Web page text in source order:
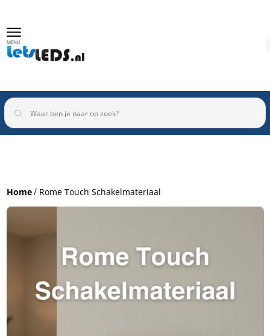
MENU
Inbouwspots
Home Rome Touch Schakelmateriaal